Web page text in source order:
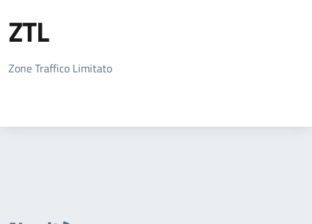
ZTL
Dettagli della notizia
Zone Traffico Limitato